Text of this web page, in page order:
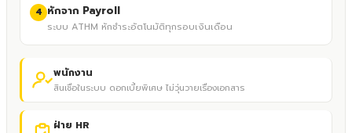
4 หักจาก Payroll
ระบบ ATHM หักชำระอัตโนมัติทุกรอบเงินเดือน
พนักงาน
สินเชื่อในระบบ ดอกเบี้ยพิเศษ ไม่วุ่นวายเรื่องเอกสาร
ฝ่าย HR